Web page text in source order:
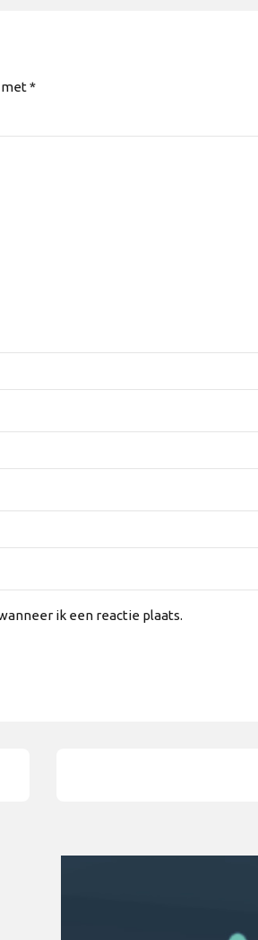
met *
ik een reactie plaats.